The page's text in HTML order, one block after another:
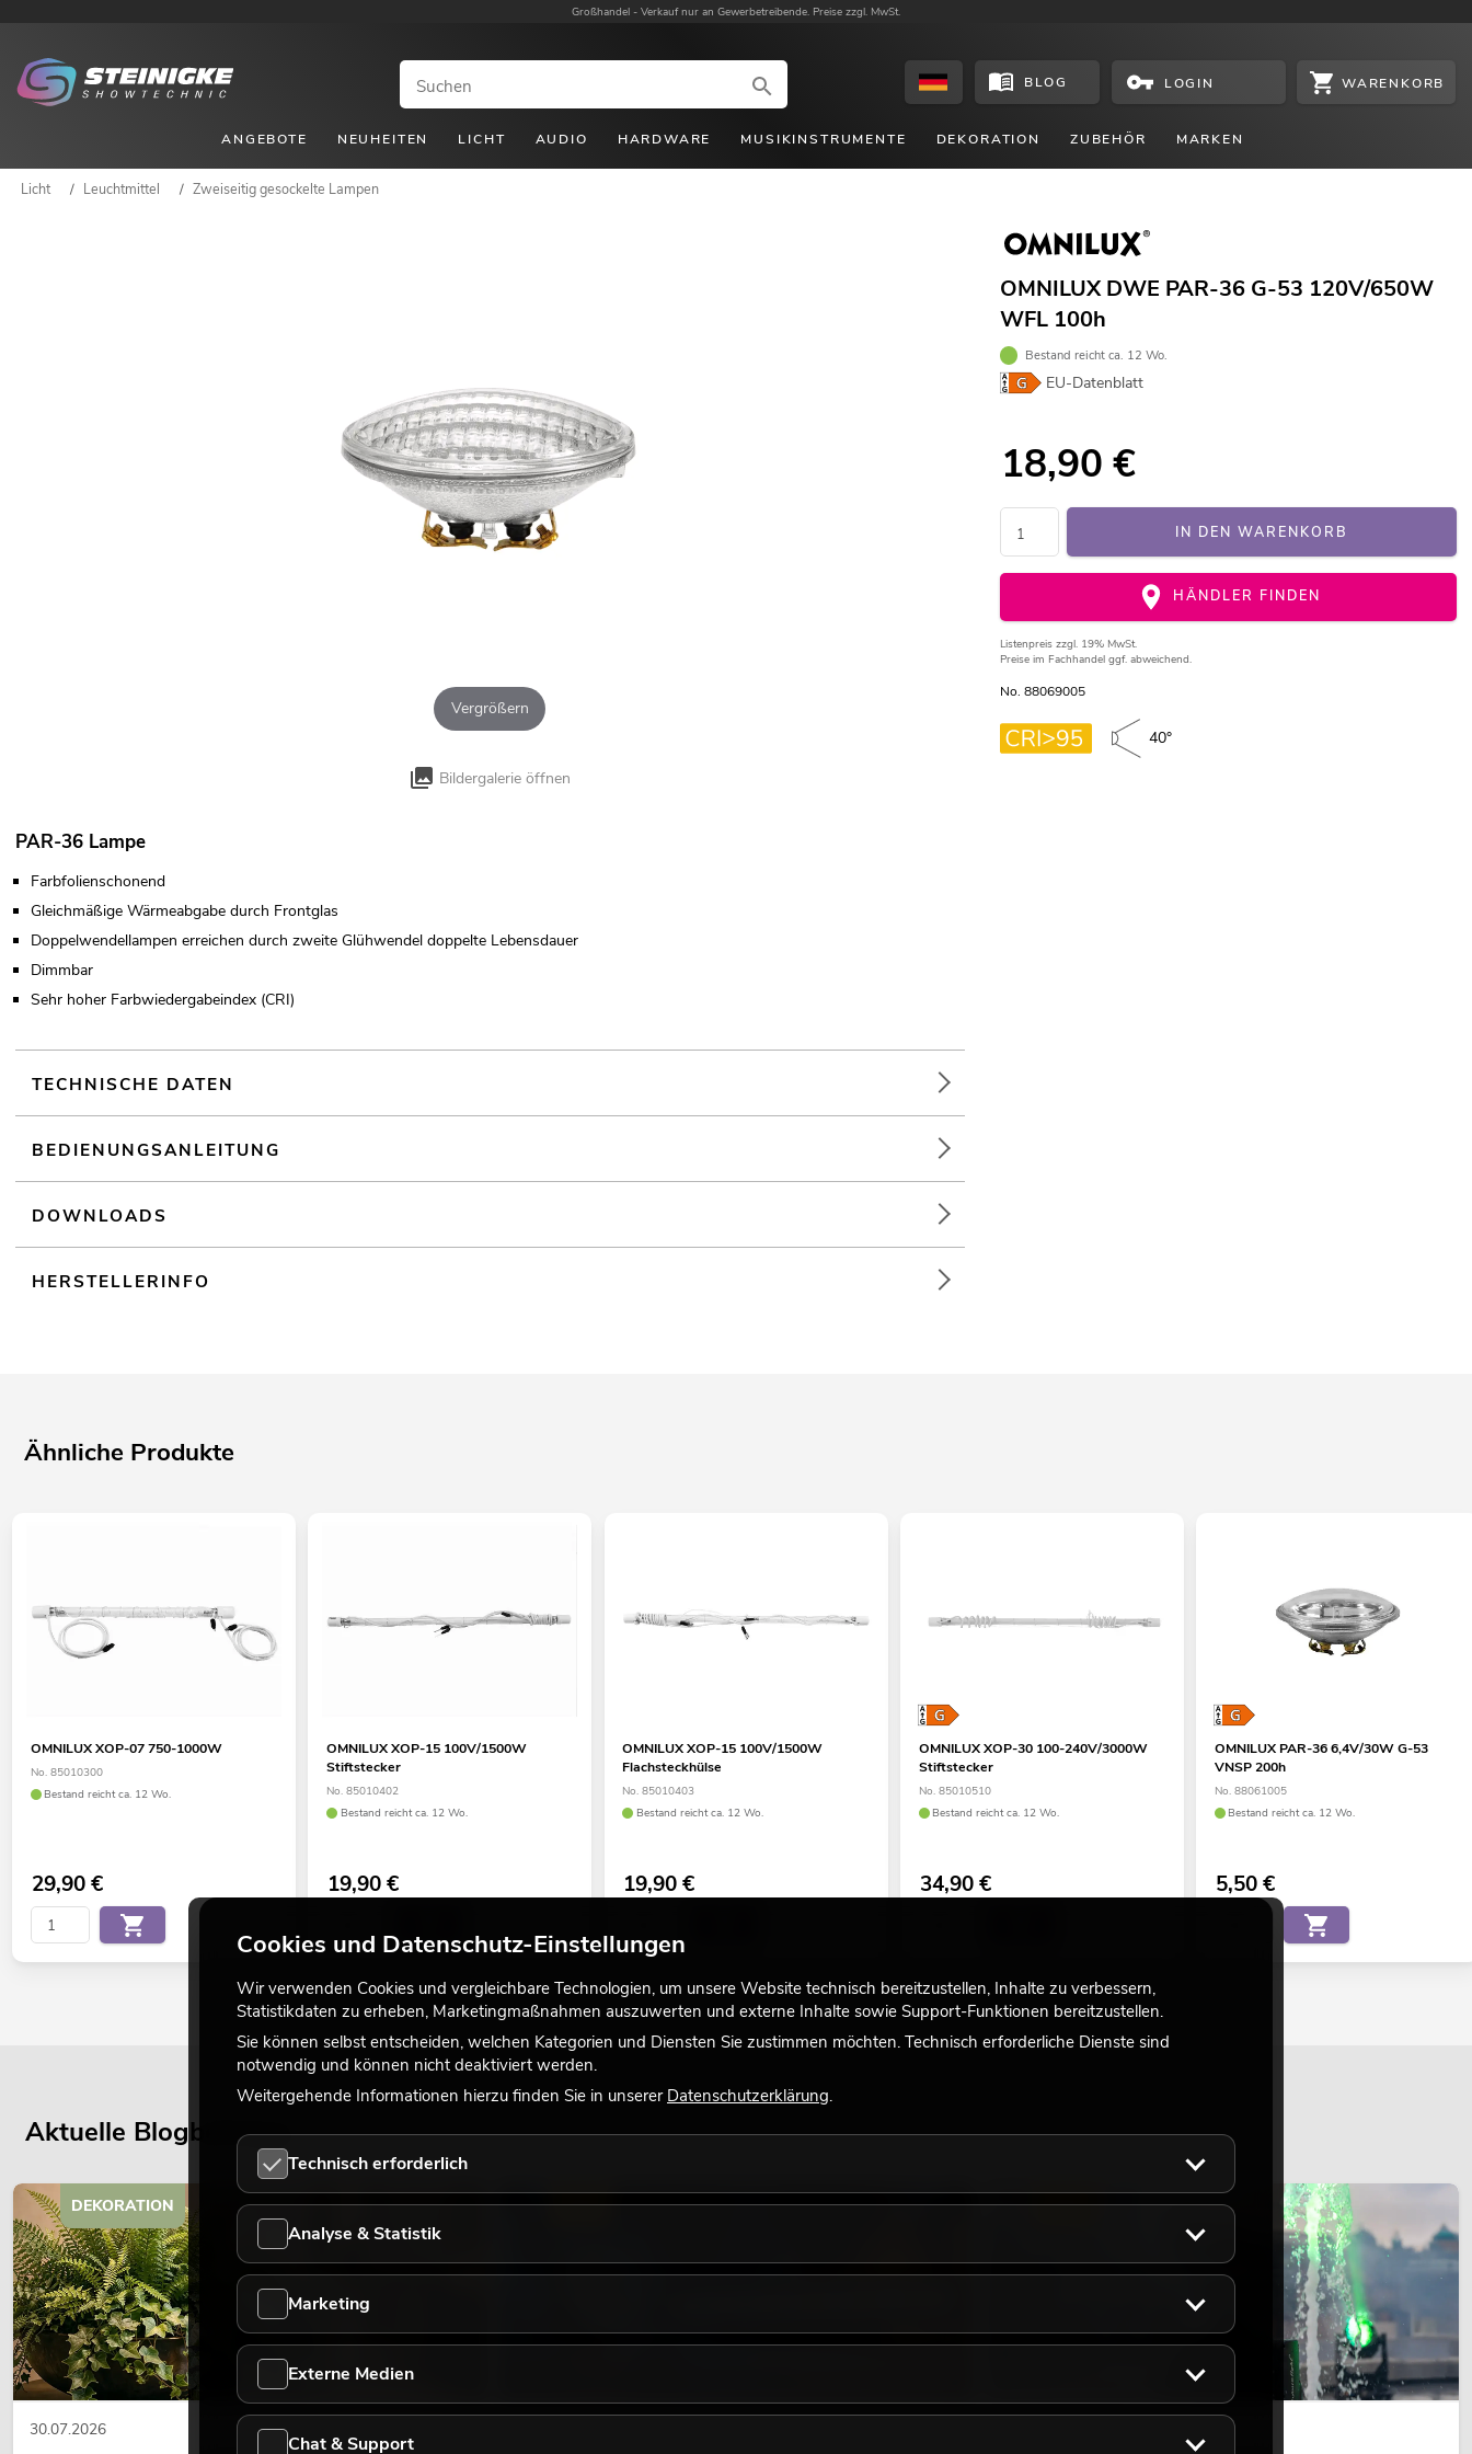
Großhandel - Verkauf nur an Gewerbetreibende. Preise zzgl. MwSt.
BLOG LOGIN WARENKORB
ANGEBOTE NEUHEITEN LICHT AUDIO HARDWARE MUSIKINSTRUMENTE DEKORATION ZUBEHÖR MARKEN
Licht / Leuchtmittel / Zweiseitig gesockelte Lampen
Vergrößern
Bildergalerie öffnen
OMNILUX DWE PAR-36 G-53 120V/650W
WFL 100h
Bestand reicht ca. 12 Wo.
EU-Datenblatt
18,90 €
IN DEN WARENKORB
HÄNDLER FINDEN
Listenpreis zzgl. 19% MwSt.
Preise im Fachhandel ggf. abweichend.
No. 88069005
40°
PAR-36 Lampe
Farbfolienschonend
Gleichmäßige Wärmeabgabe durch Frontglas
Doppelwendellampen erreichen durch zweite Glühwendel doppelte Lebensdauer
Dimmbar
Sehr hoher Farbwiedergabeindex (CRI)
TECHNISCHE DATEN
BEDIENUNGSANLEITUNG
DOWNLOADS
HERSTELLERINFO
Ähnliche Produkte
OMNILUX XOP-07 750-1000W
No. 85010300
Bestand reicht ca. 12 Wo.
29,90€
OMNILUX XOP-15 100V/1500W
Stiftstecker
No. 85010402
Bestand reicht ca. 12 Wo.
19,90€
OMNILUX XOP-15 100V/1500W
Flachsteckhülse
No. 85010403
Bestand reicht ca. 12 Wo.
19,90€
OMNILUX XOP-30 100-240V/3000W
Stiftstecker
No. 85010510
Bestand reicht ca. 12 Wo.
34,90€
OMNILUX PAR-36 6,4V/30W G-53
VNSP 200h
No. 88061005
Bestand reicht ca. 12 Wo.
5,50€
Aktuelle Blogbeiträge
30.07.2026
DEKORATION LICHT LICHT
Cookies und Datenschutz-Einstellungen
Wir verwenden Cookies und vergleichbare Technologien, um unsere Website technisch bereitzustellen, Inhalte zu verbessern,
Statistikdaten zu erheben, Marketingmaßnahmen auszuwerten und externe Inhalte sowie Support-Funktionen bereitzustellen.
Sie können selbst entscheiden, welchen Kategorien und Diensten Sie zustimmen möchten. Technisch erforderliche Dienste sind
notwendig und können nicht deaktiviert werden.
Weitergehende Informationen hierzu finden Sie in unserer Datenschutzerklärung.
Technisch erforderlich
Analyse & Statistik
Marketing
Externe Medien
Chat & Support